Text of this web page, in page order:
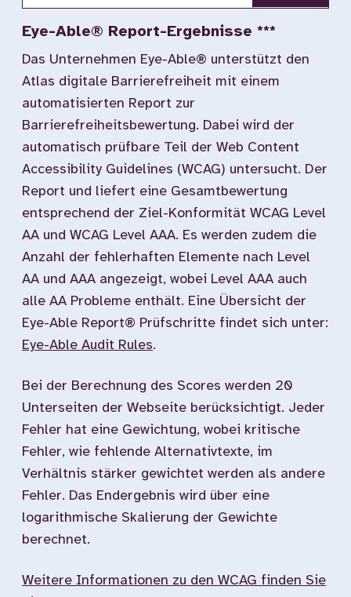
Eye-Able® Report-Ergebnisse ***
Das Unternehmen Eye-Able® unterstützt den
Atlas digitale Barrierefreiheit mit einem
automatisierten Report zur
Barrierefreiheitsbewertung. Dabei wird der
automatisch prüfbare Teil der Web Content
Accessibility Guidelines (WCAG) untersucht. Der
Report und liefert eine Gesamtbewertung
entsprechend der Ziel-Konformität WCAG Level
AA und WCAG Level AAA. Es werden zudem die
Anzahl der fehlerhaften Elemente nach Level
AA und AAA angezeigt, wobei Level AAA auch
alle AA Probleme enthält. Eine Übersicht der
Eye-Able Report® Prüfschritte findet sich unter:
Eye-Able Audit Rules.
Bei der Berechnung des Scores werden 20
Unterseiten der Webseite berücksichtigt. Jeder
Fehler hat eine Gewichtung, wobei kritische
Fehler, wie fehlende Alternativtexte, im
Verhältnis stärker gewichtet werden als andere
Fehler. Das Endergebnis wird über eine
logarithmische Skalierung der Gewichte
berechnet.
Weitere Informationen zu den WCAG finden Sie